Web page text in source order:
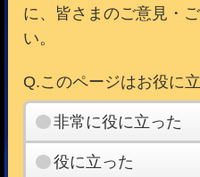
に、皆さまのご意見・
い。
Q.このページはお役に
非常に役に立った
役に立った